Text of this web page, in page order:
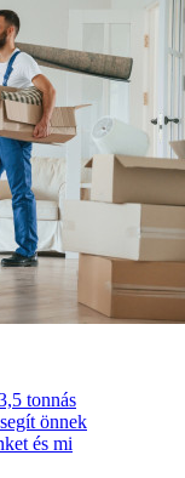
tonnás
önnek
és mi